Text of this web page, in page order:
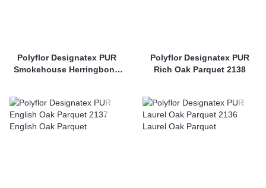
Polyflor Designatex PUR
Smokehouse Herringbone
Polyflor Designatex PUR
Rich Oak Parquet 2138